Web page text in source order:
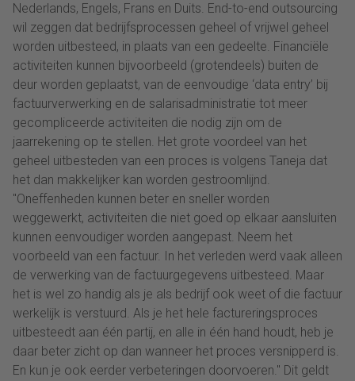
Nederlands, Engels, Frans en Duits. End-to-end outsourcing
wil zeggen dat bedrijfsprocessen geheel of vrijwel geheel
worden uitbesteed, in plaats van een gedeelte. Financiële
activiteiten kunnen bijvoorbeeld (grotendeels) buiten de
deur worden geplaatst, van de eenvoudige ‘data entry’ bij
factuurverwerking en de salarisadministratie tot meer
gecompliceerde activiteiten die nodig zijn om de
jaarrekening op te stellen. Het grote voordeel van het
geheel uitbesteden van een proces is volgens Taneja dat
het dan makkelijker kan worden gestroomlijnd.
"Oneffenheden kunnen beter en sneller worden
weggewerkt, activiteiten die niet goed op elkaar aansluiten
kunnen eenvoudiger worden aangepast. Neem het
voorbeeld van een factuur. In het verleden werd vaak alleen
de verwerking van de factuurgegevens uitbesteed. Maar
het is wel zo handig als je als bedrijf ook weet of die factuur
werkelijk is verstuurd. Als je het hele factureringsproces
uitbesteedt aan één partij, en alle in één hand houdt, heb je
daar beter zicht op dan wanneer het proces versnipperd is.
En kun je ook eerder verbeteringen doorvoeren." Dit geldt